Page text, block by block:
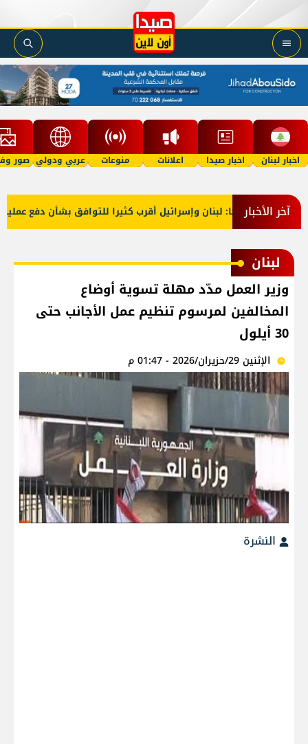
اخبار لبنان اخبار صيدا اعلانات منوعات عربي ودولي صور
آخر الأخبار
خارجية أميركا: لبنان وإسرائيل أقرب كثيرا للتوافق بشأن دفع عملية
لبنان
وزير العمل مدّد مهلة تسوية أوضاع
المخالفين لمرسوم تنظيم عمل الأجانب حتى
30 أيلول
الإثنين 29/حزيران/2026 - 01:47 م
النشرة